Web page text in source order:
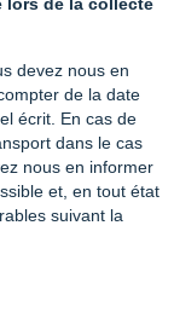
lors de la collecte
devez nous en
de la date
écrit. En cas de
dans le cas
nous en informer
et, en tout état
suivant la